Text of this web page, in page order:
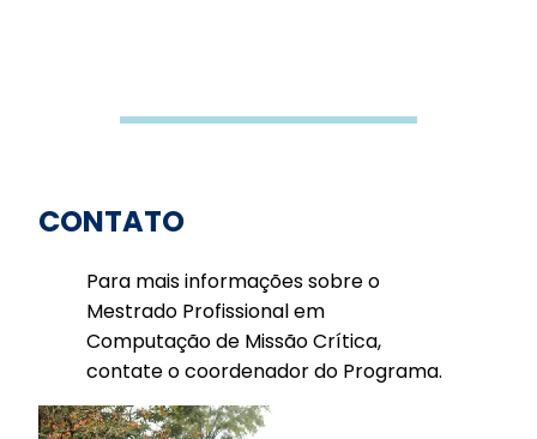
CONTATO
Para mais informações sobre o
Mestrado Profissional em
Computação de Missão Crítica,
contate o coordenador do Programa.